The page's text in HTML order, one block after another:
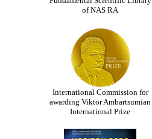
of NAS RA
International Commission for
awarding Viktor Ambartsumian
International Prize